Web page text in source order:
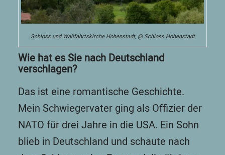
Schloss und Wallfahrtskirche Hohenstadt, @ Schloss Hohenstadt
Wie hat es Sie nach Deutschland
verschlagen?
Das ist eine romantische Geschichte.
Mein Schwiegervater ging als Offizier der
NATO für drei Jahre in die USA. Ein Sohn
blieb in Deutschland und schaute nach